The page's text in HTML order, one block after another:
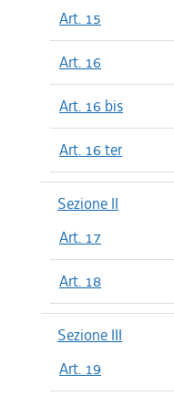
Art. 15
Art. 16
Art. 16 bis
Art. 16 ter
Sezione II
Art. 17
Art. 18
Sezione III
Art. 19